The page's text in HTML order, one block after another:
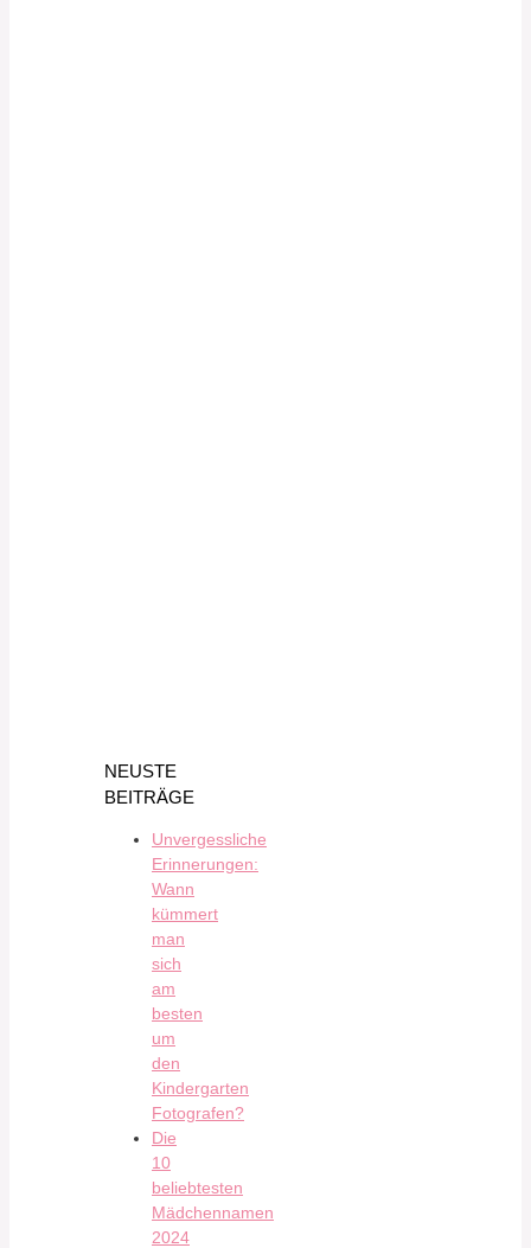
NEUSTE
BEITRÄGE
Unvergessliche
Erinnerungen:
Wann
kümmert
man
sich
am
besten
um
den
Kindergarten
Fotografen?
Die
10
beliebtesten
Mädchennamen
2024